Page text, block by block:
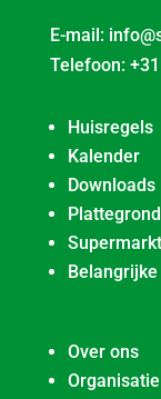
E-mail:
Telefoon:
Huisregels
Kalender
Downloads
Plattegrond
Over ons
Organisatie